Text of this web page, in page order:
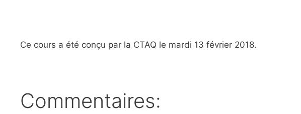
Ce cours a été conçu par la CTAQ le mardi 13 février 2018.
Commentaires: